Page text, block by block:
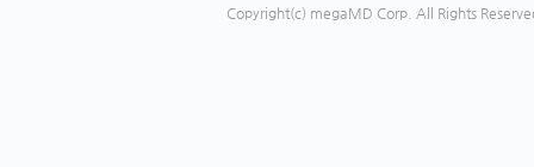
Copyright(c) megaMD Corp. All Rights